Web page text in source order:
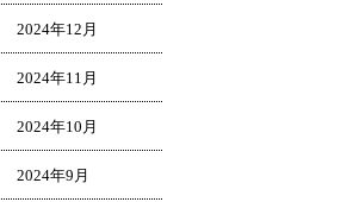
2024年12月
2024年11月
2024年10月
2024年9月